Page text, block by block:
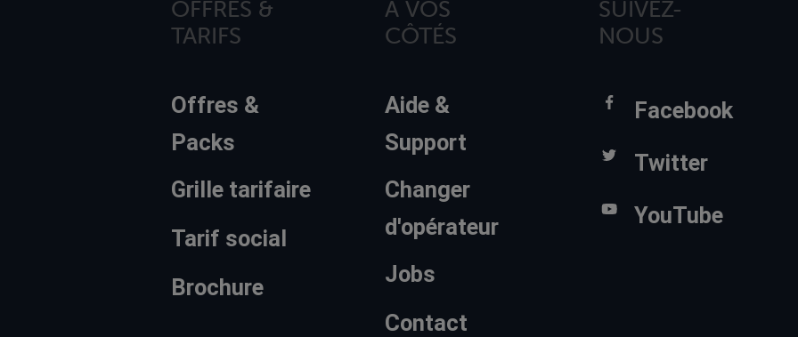
OFFRES &
TARIFS
Offres &
Packs
Grille tarifaire
Tarif social
Brochure
À VOS
CÔTÉS
Aide &
Support
Changer
d'opérateur
Jobs
Contact
SUIVEZ-
NOUS
Facebook
Twitter
YouTube